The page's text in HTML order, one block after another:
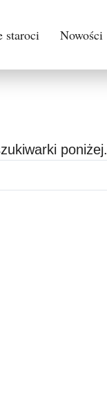
staroci Nowości
poniżej.